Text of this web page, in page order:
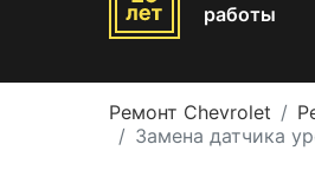
работы
Ремонт Chevrolet
Замена датчика